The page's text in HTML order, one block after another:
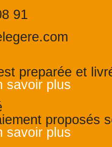
91
preparée et
savoir plus
proposés
savoir plus